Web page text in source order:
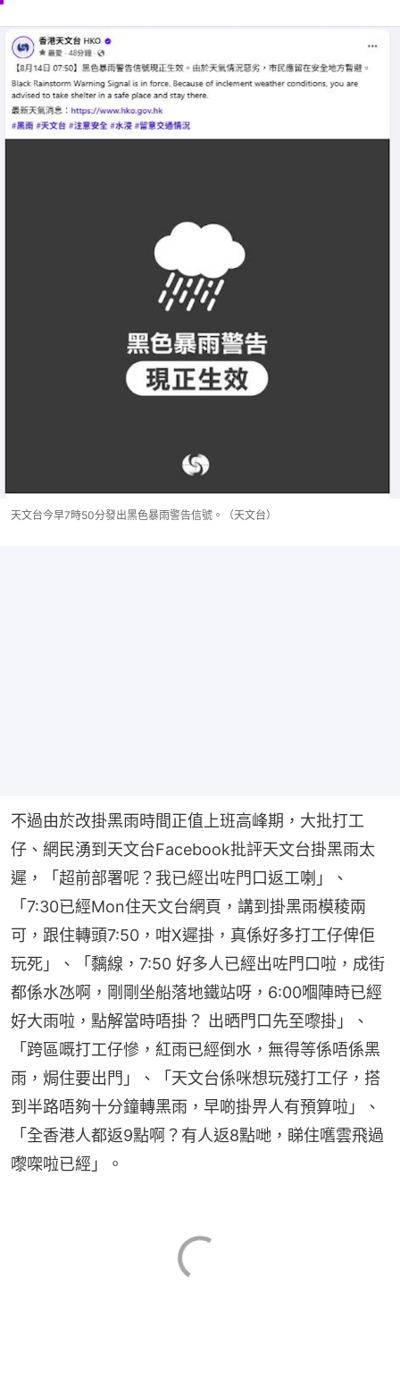
天文台今早7時50分發出黑色暴雨警告信號。（天文台）
不過由於改掛黑雨時間正值上班高峰期，大批打工
仔、網民湧到天文台Facebook批評天文台掛黑雨太
遲，「超前部署呢？我已經岀咗門口返工喇」、
「7:30已經Mon住天文台網頁，講到掛黑雨模稜兩
可，跟住轉頭7:50，咁X遲掛，真係好多打工仔俾佢
玩死」、「黐線，7:50 好多人已經出咗門口啦，成街
都係水氹啊，剛剛坐船落地鐵站呀，6:00嗰陣時已經
好大雨啦，點解當時唔掛？ 出晒門口先至嚟掛」、
「跨區嘅打工仔慘，紅雨已經倒水，無得等係唔係黑
雨，焗住要出門」、「天文台係咪想玩殘打工仔，搭
到半路唔夠十分鐘轉黑雨，早啲掛畀人有預算啦」、
「全香港人都返9點啊？有人返8點哋，睇住嚿雲飛過
嚟㗎啦已經」。